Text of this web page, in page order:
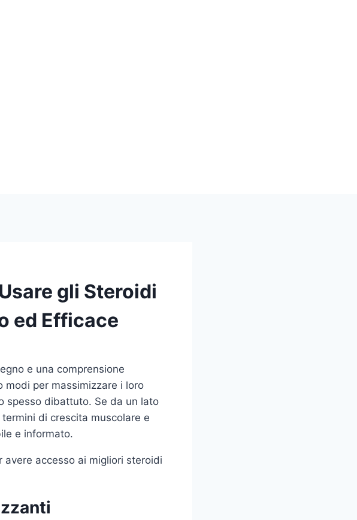
gli Steroidi
ed Efficace
e una comprensione
per massimizzare i loro
spesso dibattuto. Se da un lato
di crescita muscolare e
e informato.
avere accesso ai migliori steroidi